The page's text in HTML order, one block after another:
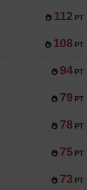
112 PT
108 PT
94 PT
79 PT
78 PT
75 PT
73 PT